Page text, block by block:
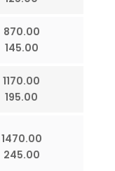
870.00
145.00
1170.00
195.00
1470.00
245.00